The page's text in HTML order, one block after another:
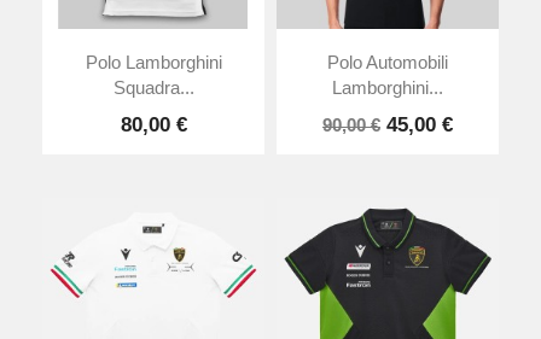
Polo Lamborghini
Squadra...
80,00 €
Polo Automobili
Lamborghini...
90,00 € 45,00 €